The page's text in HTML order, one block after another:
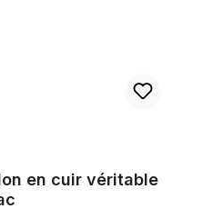
en cuir véritable